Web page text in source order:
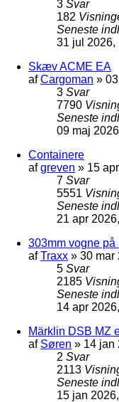
3 Svar
182
Seneste
31 jul 2026,
Skæv ACME EA
afCargoman »
3 Svar
7790
Seneste
09 maj
Containere
afgreven » 15
7 Svar
5551
Seneste
21 apr
303mm vogne
afTraxx » 30 mar
5 Svar
2185
Seneste
14 apr
Märklin DSB MZ
af Søren » 14 jan
2 Svar
2113
Seneste
15 jan